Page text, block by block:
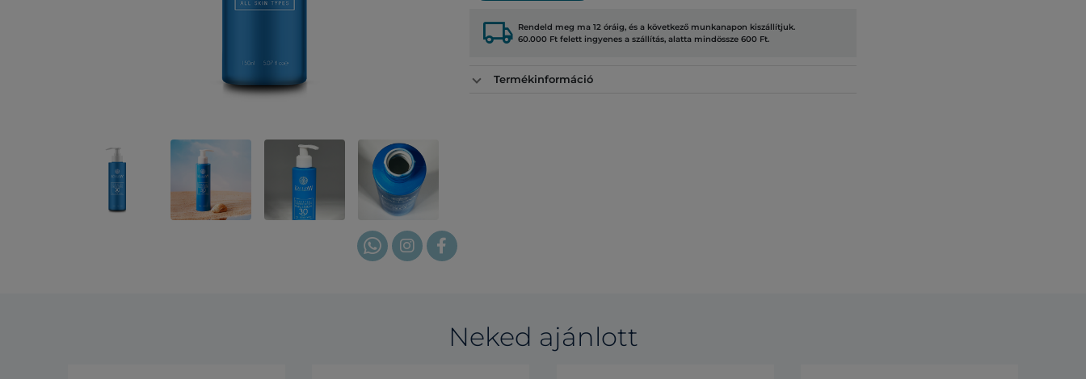
local_shipping Rendeld meg ma 12 óráig, és a következő munkanapon kiszállítjuk.
60.000 Ft felett ingyenes a szállítás, alatta mindössze 600 Ft.
Termékinformáció
Neked ajánlott